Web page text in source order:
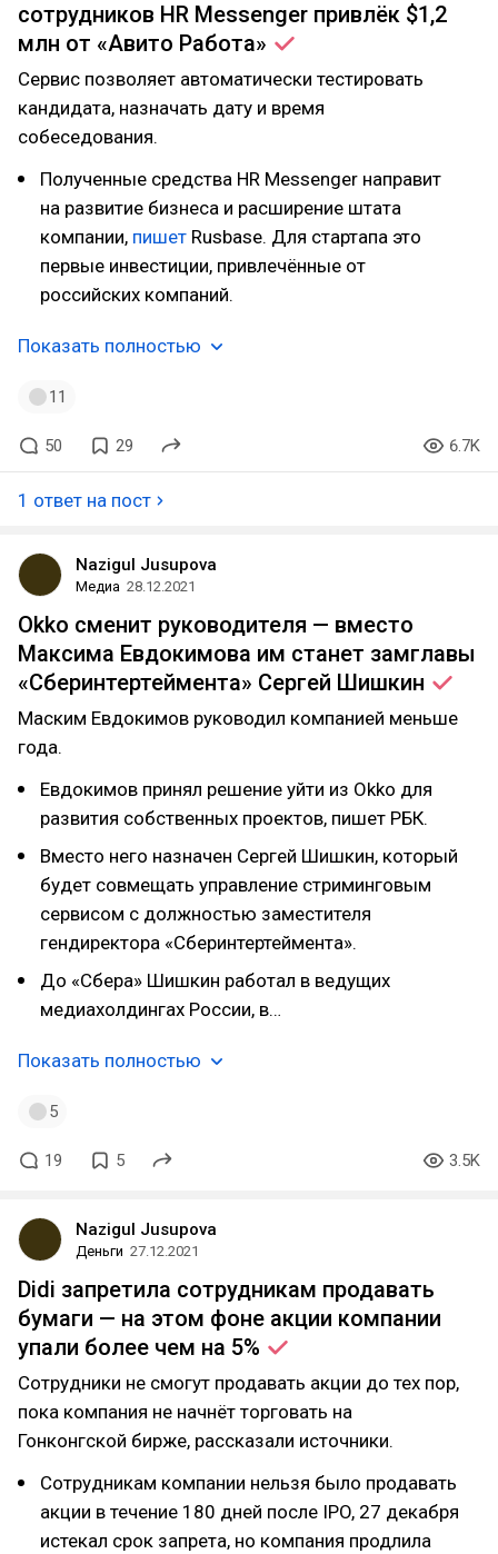
сотрудников HR Messenger привлёк $1,2
млн от «Авито Работа»
Сервис позволяет автоматически тестировать
кандидата, назначать дату и время
собеседования.
Полученные средства HR Messenger направит
на развитие бизнеса и расширение штата
компании, пишет Rusbase. Для стартапа это
первые инвестиции, привлечённые от
российских компаний.
Показать полностью
11
50 29 6.7K
1 ответ на пост
Nazigul Jusupova
Медиа 28.12.2021
Okko сменит руководителя — вместо
Максима Евдокимова им станет замглавы
«Сберинтертеймента» Сергей Шишкин
Маским Евдокимов руководил компанией меньше
года.
Евдокимов принял решение уйти из Okko для
развития собственных проектов, пишет РБК.
Вместо него назначен Сергей Шишкин, который
будет совмещать управление стриминговым
сервисом с должностью заместителя
гендиректора «Сберинтертеймента».
До «Сбера» Шишкин работал в ведущих
медиахолдингах России, в…
Показать полностью
5
19 5 3.5K
Nazigul Jusupova
Деньги 27.12.2021
Didi запретила сотрудникам продавать
бумаги — на этом фоне акции компании
упали более чем на 5%
Сотрудники не смогут продавать акции до тех пор,
пока компания не начнёт торговать на
Гонконгской бирже, рассказали источники.
Сотрудникам компании нельзя было продавать
акции в течение 180 дней после IPO, 27 декабря
истекал срок запрета, но компания продлила